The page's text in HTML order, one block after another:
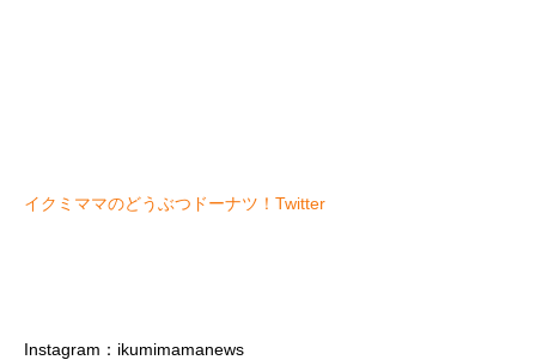
イクミママのどうぶつドーナツ！Twitter
Instagram：ikumimamanews